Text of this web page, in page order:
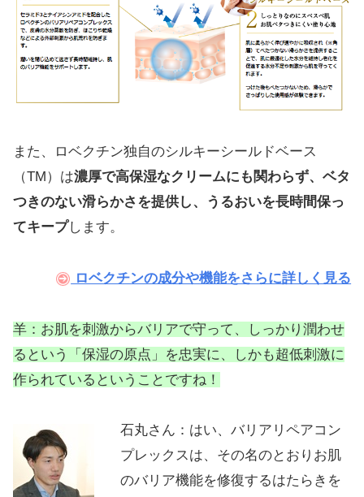
また、ロベクチン独自のシルキーシールドベース
（TM）は濃厚で高保湿なクリームにも関わらず、ベタ
つきのない滑らかさを提供し、うるおいを長時間保っ
てキープします。
ロベクチンの成分や機能をさらに詳しく見る
羊：お肌を刺激からバリアで守って、しっかり潤わせ
るという「保湿の原点」を忠実に、しかも超低刺激に
作られているということですね！
石丸さん：はい、バリアリペアコン
プレックスは、その名のとおりお肌
のバリア機能を修復するはたらきを